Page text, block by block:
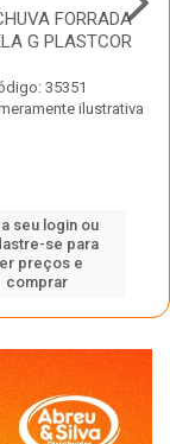
FORRADA
G PLASTCOR
35351
ilustrativa
seu login ou
se para
preços e
comprar